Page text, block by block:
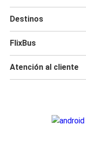
Destinos
FlixBus
Atención al cliente